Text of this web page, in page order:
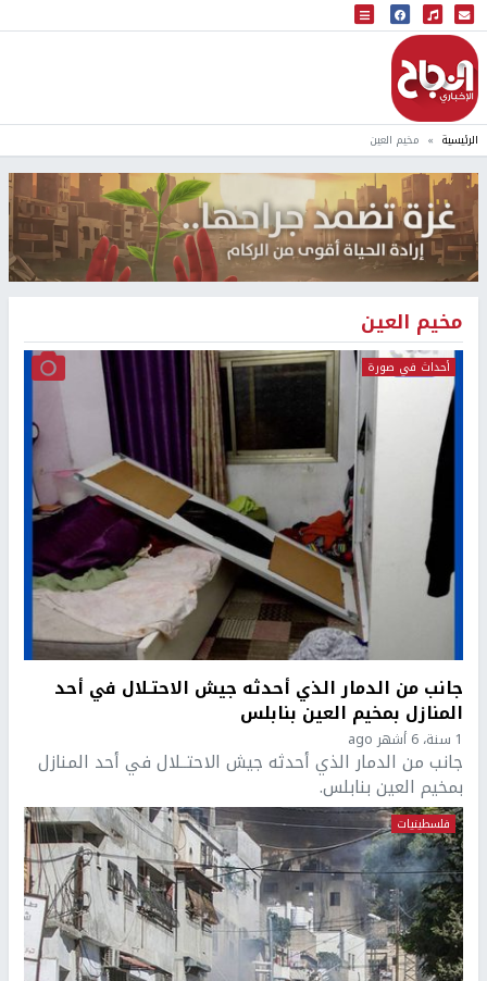
البث المباشر
إذاعة النجاح
الرئيسية مخيم العين
مخيم العين
أحداث في صورة
جانب من الدمار الذي أحدثه جيش الاحتـلال في أحد
المنازل بمخيم العين بنابلس
1 سنة، 6 أشهر ago
جانب من الدمار الذي أحدثه جيش الاحتــلال في أحد المنازل
بمخيم العين بنابلس.
فلسطينيات